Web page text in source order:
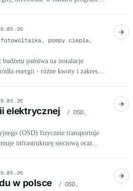
pompy ciepła,
państwa na instalacje
energii - różne kwoty i zakresy
elektrycznej
/ OSD,
(OSD) fizycznie transportuje
infrastrukturę sieciową oraz
w polsce
/ OSD,